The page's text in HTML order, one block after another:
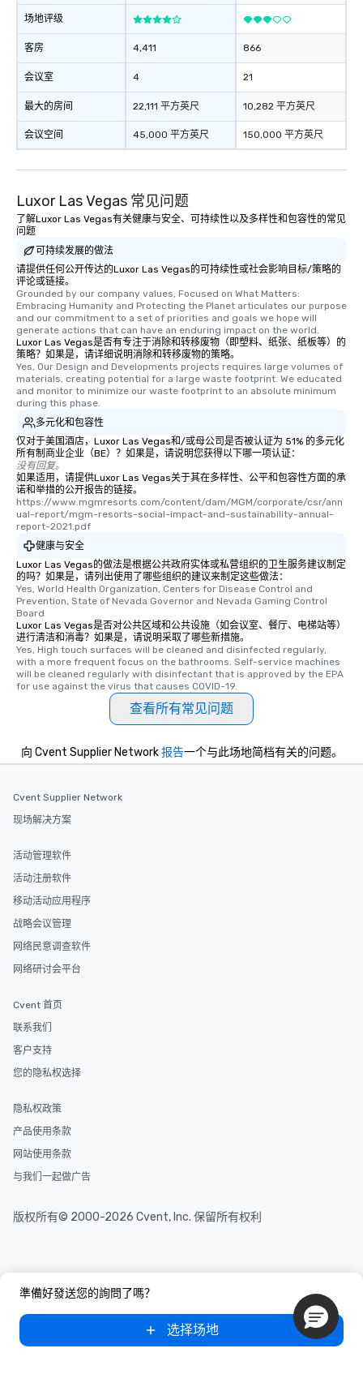
场地评级
客房
会议室
最大的房间
会议空间
4,411
4
22,111 平方英尺
45,000 平方英尺
866
21
10,282 平方英尺
150,000 平方英尺
Luxor Las Vegas 常见问题
了解Luxor Las Vegas有关健康与安全、可持续性以及多样性和包容性的常见
问题
可持续发展的做法
请提供任何公开传达的Luxor Las Vegas的可持续性或社会影响目标/策略的
评论或链接。
Grounded by our company values, Focused on What Matters:
Embracing Humanity and Protecting the Planet articulates our purpose
and our commitment to a set of priorities and goals we hope will
generate actions that can have an enduring impact on the world.
Luxor Las Vegas是否有专注于消除和转移废物（即塑料、纸张、纸板等）的
策略？如果是，请详细说明消除和转移废物的策略。
Yes, Our Design and Developments projects requires large volumes of
materials, creating potential for a large waste footprint. We educated
and monitor to minimize our waste footprint to an absolute minimum
during this phase.
多元化和包容性
仅对于美国酒店，Luxor Las Vegas和/或母公司是否被认证为 51% 的多元化
所有制商业企业（BE）？如果是，请说明您获得以下哪一项认证：
没有回复。
如果适用，请提供Luxor Las Vegas关于其在多样性、公平和包容性方面的承
诺和举措的公开报告的链接。
https://www.mgmresorts.com/content/dam/MGM/corporate/csr/ann
ual-report/mgm-resorts-social-impact-and-sustainability-annual-
report-2021.pdf
健康与安全
Luxor Las Vegas的做法是根据公共政府实体或私营组织的卫生服务建议制定
的吗？如果是，请列出使用了哪些组织的建议来制定这些做法：
Yes, World Health Organization, Centers for Disease Control and
Prevention, State of Nevada Governor and Nevada Gaming Control
Board
Luxor Las Vegas是否对公共区域和公共设施（如会议室、餐厅、电梯站等）
进行清洁和消毒？如果是，请说明采取了哪些新措施。
Yes, High touch surfaces will be cleaned and disinfected regularly,
with a more frequent focus on the bathrooms. Self-service machines
will be cleaned regularly with disinfectant that is approved by the EPA
for use against the virus that causes COVID-19.
查看所有常见问题
準備好發送您的詢問了嗎？
选择场地
向 Cvent Supplier Network报告一个与此场地简档有关的问题。
Cvent Supplier Network
现场解决方案
活动管理软件
活动注册软件
移动活动应用程序
战略会议管理
网络民意调查软件
网络研讨会平台
Cvent 首页
联系我们
客户支持
您的隐私权选择
隐私权政策
产品使用条款
网站使用条款
与我们一起做广告
版权所有© 2000-2026 Cvent, Inc. 保留所有权利